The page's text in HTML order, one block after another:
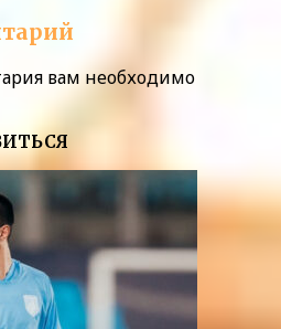
вам необходимо